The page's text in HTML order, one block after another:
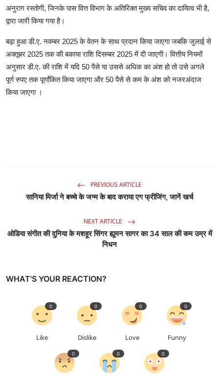
अनुराग रस्तोगी, जिनके पास वित्त विभाग के अतिरिक्त मुख्य सचिव का दायित्व भी है,
द्वारा जारी किया गया है।
बढ़ा हुआ डी.ए. नवम्बर 2025 के वेतन के साथ प्रदान किया जाएगा जबकि जुलाई से
अक्तूबर 2025 तक की बकाया राशि दिसम्बर 2025 में दी जाएगी। वित्तीय नियमों
अनुसार डी.ए. की राशि में यदि 50 पैसे या उससे अधिक का अंश हो तो उसे अगले
पूर्ण रुपए तक पूर्णांकित किया जाएगा और 50 पैसे से कम के अंश को नजरअंदाज
किया जाएगा ।
PREVIOUS ARTICLE
सानिया मिर्जा ने बच्चे के जन्म के बाद कराया एग फ्रीजिंग, जानें खर्च
NEXT ARTICLE
ओडिया संगीत की दुनिया के मशहूर सिंगर ह्यूमन सागर का 34 साल की कम उम्र में
निधन
WHAT'S YOUR REACTION?
Like
0
Dislike
0
Love
0
Funny
0
0 0 0